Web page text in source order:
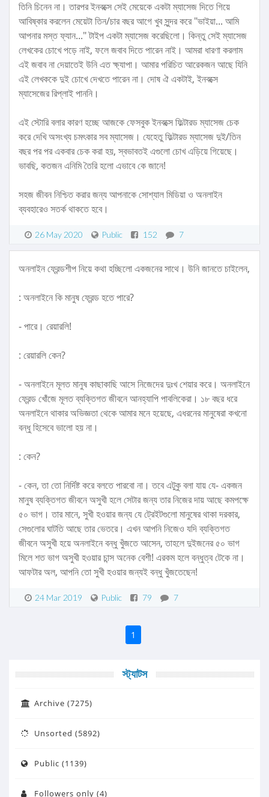
তিনি চিনেন না। তারপর ইনবক্সে সেই মেয়েকে একটা ম্যাসেজ দিতে গিয়ে
আবিষ্কার করলেন মেয়েটা তিন/চার বছর আগে খুব সুন্দর করে "ভাইয়া... আমি
আপনার মস্ত ফ্যান..." টাইপ একটা ম্যাসেজ করেছিলো। কিন্তু সেই ম্যাসেজ
লেখকের চোখে পড়ে নাই, ফলে জবাব দিতে পারেন নাই। আমরা ধারণা করলাম
এই জবাব না দেয়াতেই উনি এত ক্ষ্যাপা। আমার পরিচিত আরেকজন আছে যিনি
এই লেখককে দুই চোখে দেখতে পারেন না। দোষ ঐ একটাই, ইনবক্সে
ম্যাসেজের রিপ্লাই পাননি।
এই স্টোরি বলার কারণ হচ্ছে আজকে ফেসবুক ইনবক্সে ফিল্টারড ম্যাসেজ চেক
করে দেখি অসংখ্য চমৎকার সব ম্যাসেজ। যেহেতু ফিল্টারড ম্যাসেজ দুই/তিন
বছর পর পর একবার চেক করা হয়, স্বভাবতই এগুলো চোখ এড়িয়ে গিয়েছে।
ভাবছি, কতজন এনিমি তৈরি হলো এভাবে কে জানে!
সহজ জীবন নিশ্চিত করার জন্য আপনাকে সোশ্যাল মিডিয়া ও অনলাইন
ব্যবহারেও সতর্ক থাকতে হবে।
26 May 2020 Public 152 7
অনলাইন ফ্রেন্ডশীপ নিয়ে কথা হচ্ছিলো একজনের সাথে। উনি জানতে চাইলেন,
: অনলাইনে কি মানুষ ফ্রেন্ড হতে পারে?
- পারে। রেয়ারলি!
: রেয়ারলি কেন?
- অনলাইনে মূলত মানুষ কাছাকাছি আসে নিজেদের দুঃখ শেয়ার করে। অনলাইনে
ফ্রেন্ড খোঁজে মূলত ব্যক্তিগত জীবনে আনহ্যাপি পাবলিকেরা। ১৮ বছর ধরে
অনলাইনে থাকার অভিজ্ঞতা থেকে আমার মনে হয়েছে, এধরনের মানুষেরা কখনো
বন্ধু হিসেবে ভালো হয় না।
: কেন?
- কেন, তা তো নির্দিষ্ট করে বলতে পারবো না। তবে এটুকু বলা যায় যে- একজন
মানুষ ব্যক্তিগত জীবনে অসুখী হলে সেটার জন্য তার নিজের দায় আছে কমপক্ষে
৫০ ভাগ। তার মানে, সুখী হওয়ার জন্য যে ট্রেইটগুলো মানুষের থাকা দরকার,
সেগুলোর ঘাটতি আছে তার ভেতরে। এখন আপনি নিজেও যদি ব্যক্তিগত
জীবনে অসুখী হয়ে অনলাইনে বন্ধু খুঁজতে আসেন, তাহলে দুইজনের ৫০ ভাগ
মিলে শত ভাগ অসুখী হওয়ার চান্স অনেক বেশী! এরকম হলে বন্ধুত্ব টেকে না।
আফটার অল, আপনি তো সুখী হওয়ার জন্যই বন্ধু খুঁজতেছেন!
24 Mar 2019 Public 79 7
1
স্ট্যাটস
Archive (7275)
Unsorted (5892)
Public (1139)
Followers only (4)